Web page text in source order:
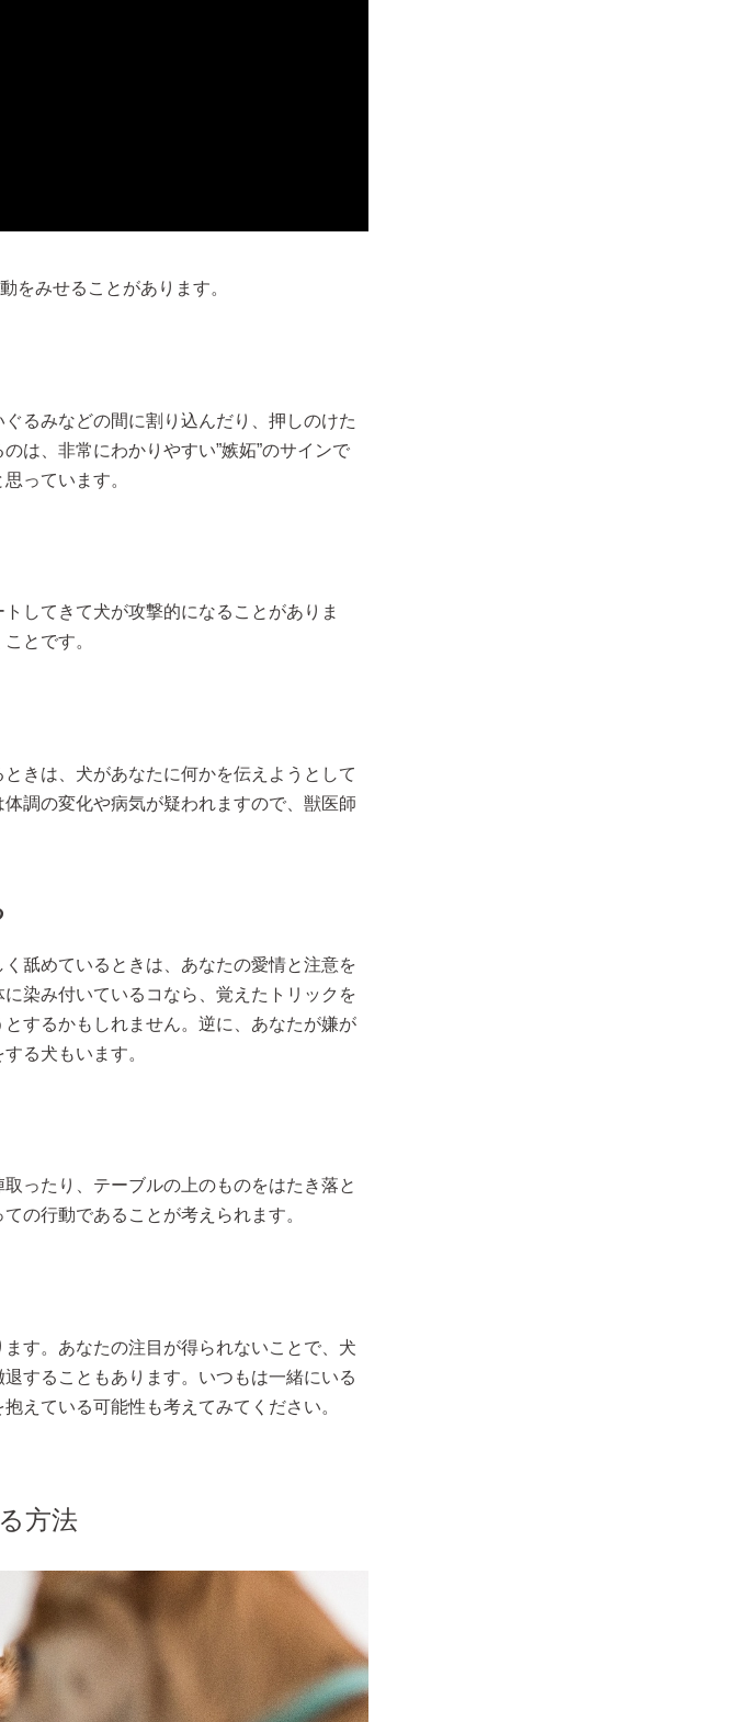
をみせることがあります。
るみなどの間に割り込んだり、押しのけた
は、非常にわかりやすい”嫉妬”のサインで
っています。
してきて犬が攻撃的になることがありま
とです。
きは、犬があなたに何かを伝えようとして
調の変化や病気が疑われますので、獣医師
舐めているときは、あなたの愛情と注意を
染み付いているコなら、覚えたトリックを
するかもしれません。逆に、あなたが嫌が
る犬もいます。
ったり、テーブルの上のものをはたき落と
の行動であることが考えられます。
す。あなたの注目が得られないことで、犬
することもあります。いつもは一緒にいる
えている可能性も考えてみてください。
方法